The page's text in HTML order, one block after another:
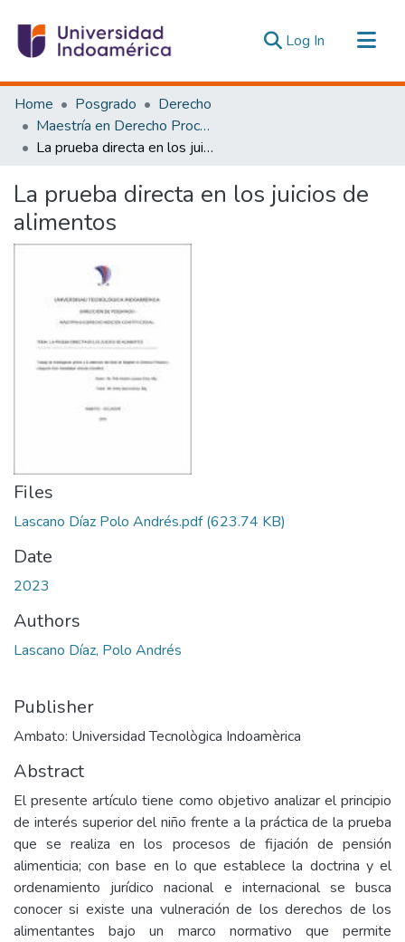
Log In (current)
Communities & Collections
All of DSpace
Statistics
Home Posgrado
Derecho
Maestría en Derecho Procesal y Litigación Oral
La prueba directa en los juicios de alimentos
La prueba directa en los juicios de
alimentos
Files
Lascano Díaz Polo Andrés.pdf(623.74 KB)
Date
2023
Authors
Lascano Díaz, Polo Andrés
Publisher
Ambato: Universidad Tecnològica Indoamèrica
Abstract
El presente artículo tiene como objetivo analizar el principio
de interés superior del niño frente a la práctica de la prueba
que se realiza en los procesos de fijación de pensión
alimenticia; con base en lo que establece la doctrina y el
ordenamiento jurídico nacional e internacional se busca
conocer si existe una vulneración de los derechos de los
alimentantes bajo un marco normativo que permite